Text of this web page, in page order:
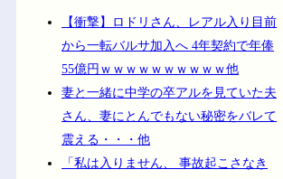
【衝撃】ロドリさん、レアル入り目前
から一転バルサ加入へ 4年契約で年俸
55億円ｗｗｗｗｗｗｗｗｗｗ他
妻と一緒に中学の卒アルを見ていた夫
さん、妻にとんでもない秘密をバレて
震える・・・他
「私は入りません、 事故起こさなき